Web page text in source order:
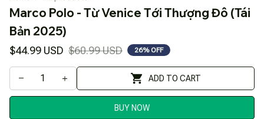
Marco Polo - Từ Venice Tới Thượng Đô (Tái
Bản 2025)
$44.99 USD $60.99 USD 26% OFF
ADD TO CART
BUY NOW